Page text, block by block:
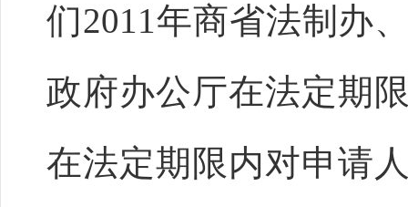
们2011年商省法制办
政府办公厅在法定期
在法定期限内对申请